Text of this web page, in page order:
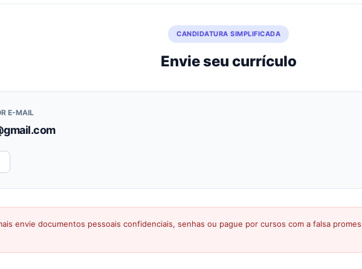
CANDIDATURA SIMPLIFICADA
Envie seu currículo
E-MAIL
envie documentos pessoais confidenciais, senhas ou pague por cursos com a falsa